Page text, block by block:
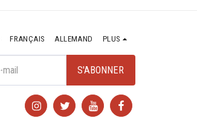
FRANÇAIS ALLEMAND PLUS
S'ABONNER